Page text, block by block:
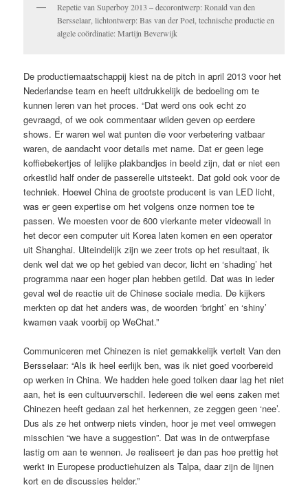
Repetie van Superboy 2013 – decorontwerp: Ronald van den
Bersselaar, lichtontwerp: Bas van der Poel, technische productie en
algele coördinatie: Martijn Beverwijk
De productiemaatschappij kiest na de pitch in april 2013 voor het
Nederlandse team en heeft uitdrukkelijk de bedoeling om te
kunnen leren van het proces. “Dat werd ons ook echt zo
gevraagd, of we ook commentaar wilden geven op eerdere
shows. Er waren wel wat punten die voor verbetering vatbaar
waren, de aandacht voor details met name. Dat er geen lege
koffiebekertjes of lelijke plakbandjes in beeld zijn, dat er niet een
orkestlid half onder de passerelle uitsteekt. Dat gold ook voor de
techniek. Hoewel China de grootste producent is van LED licht,
was er geen expertise om het volgens onze normen toe te
passen. We moesten voor de 600 vierkante meter videowall in
het decor een computer uit Korea laten komen en een operator
uit Shanghai. Uiteindelijk zijn we zeer trots op het resultaat, ik
denk wel dat we op het gebied van decor, licht en ‘shading’ het
programma naar een hoger plan hebben getild. Dat was in ieder
geval wel de reactie uit de Chinese sociale media. De kijkers
merkten op dat het anders was, de woorden ‘bright’ en ‘shiny’
kwamen vaak voorbij op WeChat.”
Communiceren met Chinezen is niet gemakkelijk vertelt Van den
Bersselaar: “Als ik heel eerlijk ben, was ik niet goed voorbereid
op werken in China. We hadden hele goed tolken daar lag het niet
aan, het is een cultuurverschil. Iedereen die wel eens zaken met
Chinezen heeft gedaan zal het herkennen, ze zeggen geen ‘nee’.
Dus als ze het ontwerp niets vinden, hoor je met veel omwegen
misschien “we have a suggestion”. Dat was in de ontwerpfase
lastig om aan te wennen. Je realiseert je dan pas hoe prettig het
werkt in Europese productiehuizen als Talpa, daar zijn de lijnen
kort en de discussies helder.”